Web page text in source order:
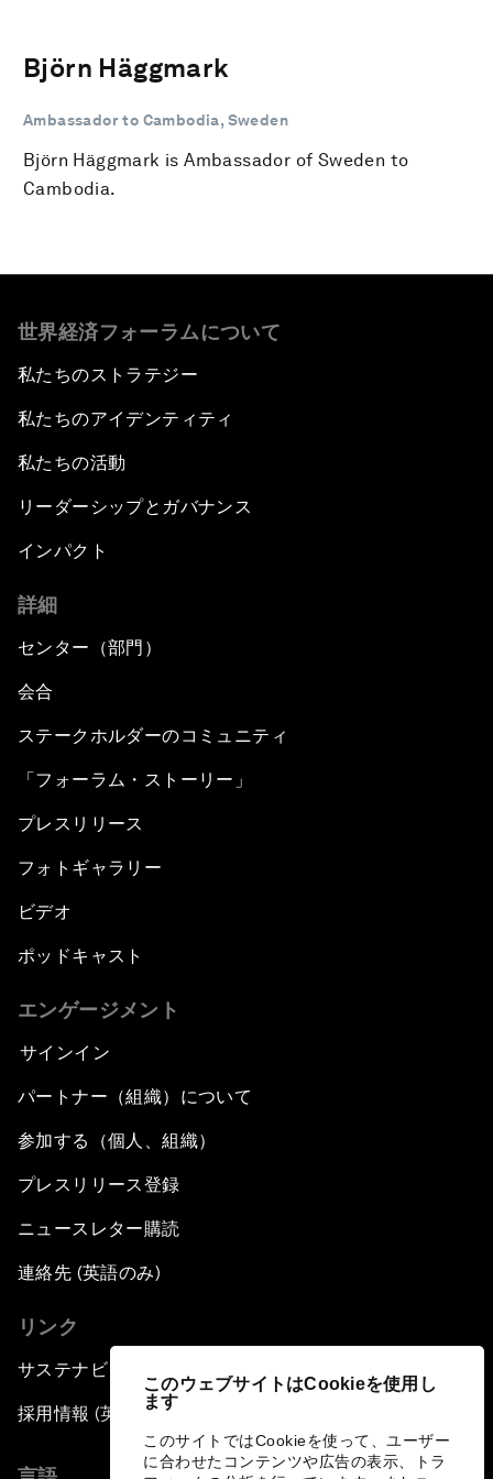
このウェブサイトはCookieを使用し
ます
このサイトではCookieを使って、ユーザー
に合わせたコンテンツや広告の表示、トラ
Björn Häggmark
Ambassador to Cambodia, Sweden
Björn Häggmark is Ambassador of Sweden to
Cambodia.
世界経済フォーラムについて
私たちのストラテジー
私たちのアイデンティティ
私たちの活動
リーダーシップとガバナンス
インパクト
詳細
センター（部門）
会合
ステークホルダーのコミュニティ
「フォーラム・ストーリー」
プレスリリース
フォトギャラリー
ビデオ
ポッドキャスト
エンゲージメント
サインイン
パートナー（組織）について
参加する（個人、組織）
プレスリリース登録
ニュースレター購読
連絡先 (英語のみ)
リンク
サステナビリティへの取り組み
採用情報 (英語のみ)